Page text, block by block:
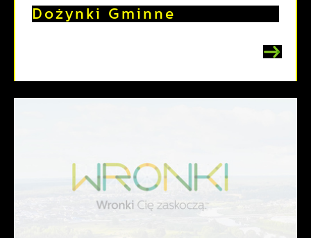
Dożynki Gminne